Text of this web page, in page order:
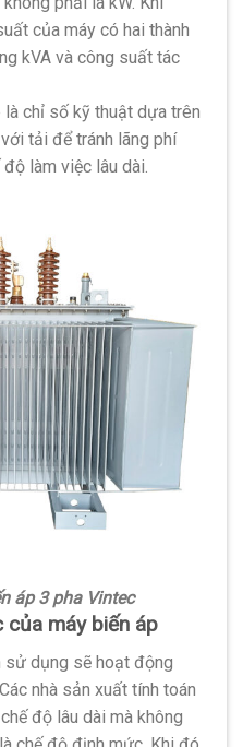
của máy có hai thành
kVA và công suất tác
chỉ số kỹ thuật dựa trên
tải để tránh lãng phí
làm việc lâu dài.
áp 3 pha Vintec
của máy biến áp
sử dụng sẽ hoạt động
nhà sản xuất tính toán
độ lâu dài mà không